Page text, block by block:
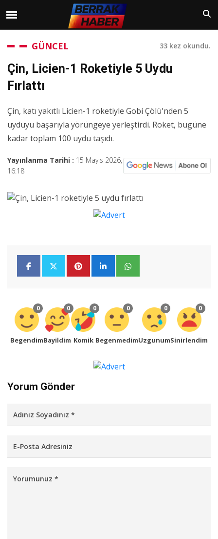
GÜNCEL 33 kez okundu.
Çin, Licien-1 Roketiyle 5 Uydu
Fırlattı
Çin, katı yakıtlı Licien-1 roketiyle Gobi Çölü'nden 5
uyduyu başarıyla yörüngeye yerleştirdi. Roket, bugüne
kadar toplam 100 uydu taşıdı.
Yayınlanma Tarihi : 15 Mayıs 2026,
16:18
0
Begendim
0
Bayildim
0
Komik
0
Begenmedim
0
Uzgunum
0
Sinirlendim
Yorum Gönder